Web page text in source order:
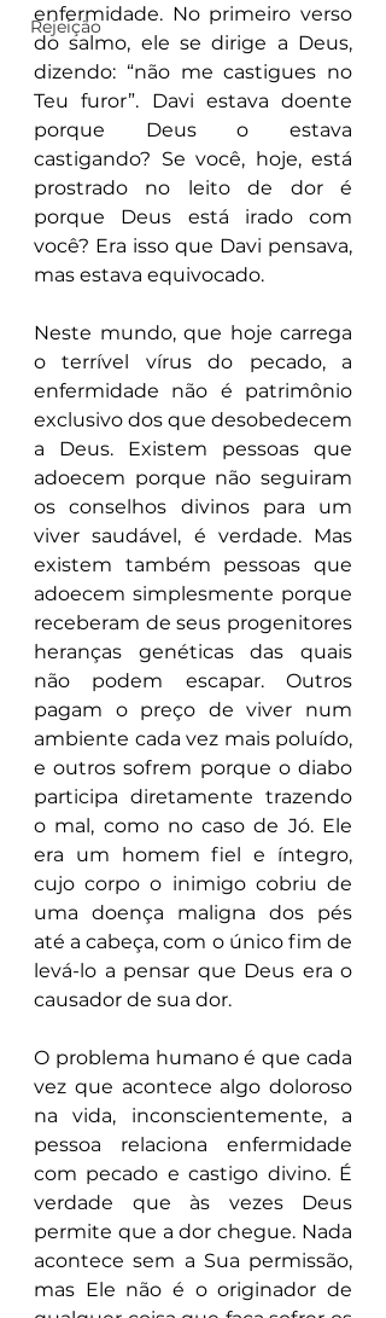
Rejeição
enfermidade. No primeiro verso
do salmo, ele se dirige a Deus,
dizendo: “não me castigues no
Teu furor”. Davi estava doente
porque Deus o estava
castigando? Se você, hoje, está
prostrado no leito de dor é
porque Deus está irado com
você? Era isso que Davi pensava,
mas estava equivocado.
Neste mundo, que hoje carrega
o terrível vírus do pecado, a
enfermidade não é patrimônio
exclusivo dos que desobedecem
a Deus. Existem pessoas que
adoecem porque não seguiram
os conselhos divinos para um
viver saudável, é verdade. Mas
existem também pessoas que
adoecem simplesmente porque
receberam de seus progenitores
heranças genéticas das quais
não podem escapar. Outros
pagam o preço de viver num
ambiente cada vez mais poluído,
e outros sofrem porque o diabo
participa diretamente trazendo
o mal, como no caso de Jó. Ele
era um homem fiel e íntegro,
cujo corpo o inimigo cobriu de
uma doença maligna dos pés
até a cabeça, com o único fim de
levá-lo a pensar que Deus era o
causador de sua dor.
O problema humano é que cada
vez que acontece algo doloroso
na vida, inconscientemente, a
pessoa relaciona enfermidade
com pecado e castigo divino. É
verdade que às vezes Deus
permite que a dor chegue. Nada
acontece sem a Sua permissão,
mas Ele não é o originador de